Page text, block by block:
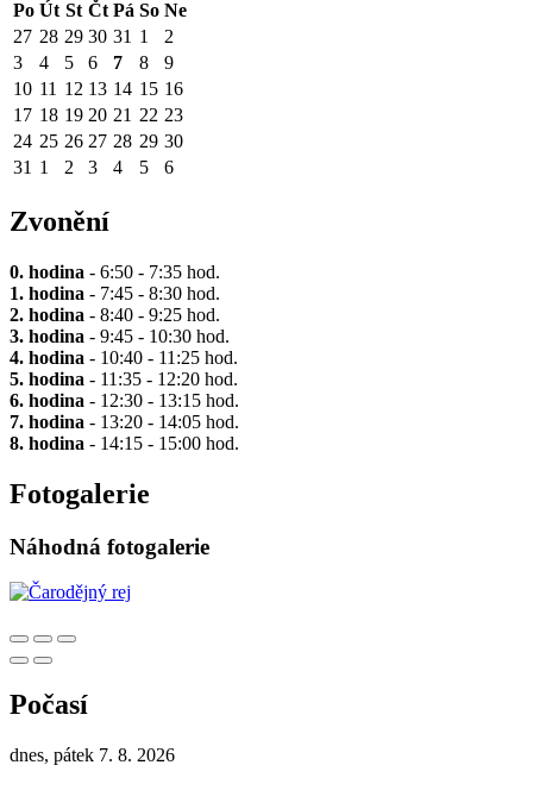
Po Út St Čt Pá So Ne
27 28 29 30 31 1
2
3
4 5 6 7 8
9
10 11 12 13 14 15 16
17 18 19 20 21 22 23
24 25 26 27 28 29 30
31 1 2 3 4 5 6
Zvonění
0. hodina - 6:50 - 7:35 hod.
1. hodina - 7:45 - 8:30 hod.
2. hodina - 8:40 - 9:25 hod.
3. hodina - 9:45 - 10:30 hod.
4. hodina - 10:40 - 11:25 hod.
5. hodina - 11:35 - 12:20 hod.
6. hodina - 12:30 - 13:15 hod.
7. hodina - 13:20 - 14:05 hod.
8. hodina - 14:15 - 15:00 hod.
Fotogalerie
Náhodná fotogalerie
Počasí
dnes, pátek 7. 8. 2026